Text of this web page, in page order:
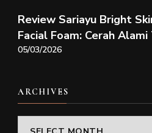
Review Sariayu Bright
Facial Foam: Cerah
05/03/2026
ARCHIVES
Archives